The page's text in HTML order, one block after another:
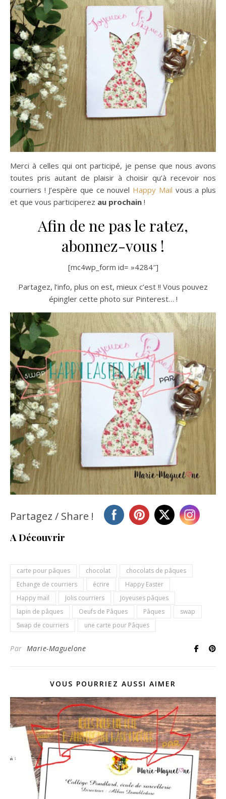
Merci à celles qui ont participé, je pense que nous avons
toutes pris autant de plaisir à choisir qu’à recevoir nos
courriers ! J’espère que ce nouvel Happy Mail vous a plus
et que vous participerez au prochain !
Afin de ne pas le ratez,
abonnez-vous !
[mc4wp_form id= »4284″]
Partagez, l’info, plus on est, mieux c’est !! Vous pouvez
épingler cette photo sur Pinterest… !
Partagez / Share !
A Découvrir
carte pour pâques chocolat
chocolats de pâques
Echange de courriers
écrire
Happy Easter
Happy mail
Jolis courriers
Joyeuses pâques
lapin de pâques
Oeufs de Pâques Pâques
swap
Swap de courriers
une carte pour Pâques
Par Marie-Maguelone
VOUS POURRIEZ AUSSI AIMER